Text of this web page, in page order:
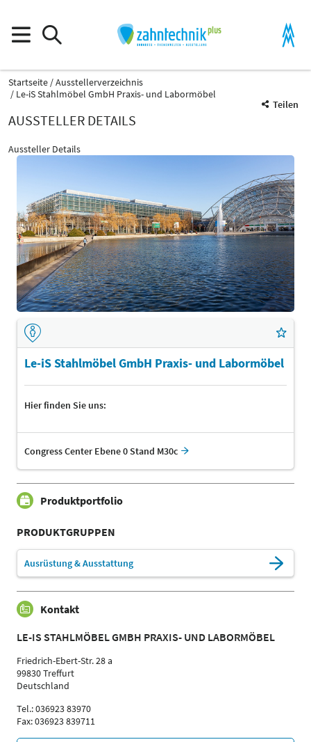
Startseite
Ausstellerverzeichnis
Le-iS Stahlmöbel GmbH Praxis- und Labormöbel
Teilen
AUSSTELLER DETAILS
Aussteller Details
Le-iS Stahlmöbel GmbH Praxis- und Labormöbel
Hier finden Sie uns:
Congress Center Ebene 0 Stand M30c
Produktportfolio
PRODUKTGRUPPEN
Ausrüstung & Ausstattung
Kontakt
LE-IS STAHLMÖBEL GMBH PRAXIS- UND LABORMÖBEL
Friedrich-Ebert-Str. 28 a
99830 Treffurt
Deutschland
Tel.: 036923 83970
Fax: 036923 839711